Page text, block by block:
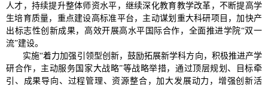
人才，持续提升整体师资水平，继续深化教育教学改革，不断提高学
生培育质量，重点建设高标准平台，主动谋划重大科研项目，加快产
出标志性创新成果，高效开展高水平国际合作，全面推进学院“双一
流”建设。
实施“着力加强引领型创新，鼓励拓展新学科方向，积极推进产学
研合作，主动服务国家大战略”等战略举措，通过顶层规划、目标牵
引、成果导向、过程管理、资源整合，加大发展动力，增强创新活